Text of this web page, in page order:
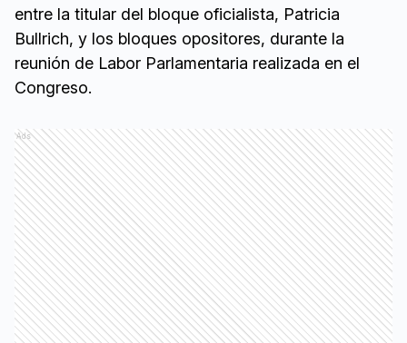
entre la titular del bloque oficialista, Patricia
Bullrich, y los bloques opositores, durante la
reunión de Labor Parlamentaria realizada en el
Congreso.
Ads